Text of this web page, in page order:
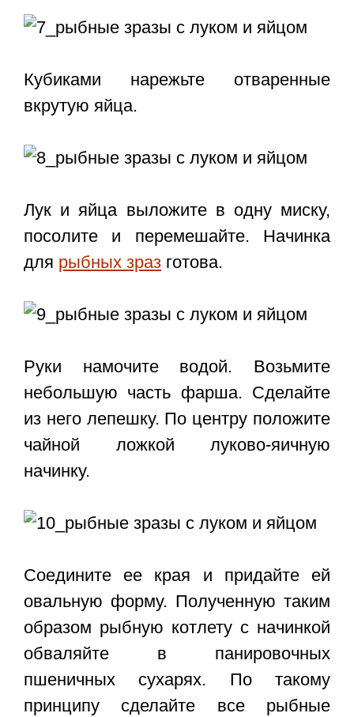
Кубиками нарежьте отваренные
вкрутую яйца.
Лук и яйца выложите в одну миску,
посолите и перемешайте. Начинка
для рыбных зраз готова.
Руки намочите водой. Возьмите
небольшую часть фарша. Сделайте
из него лепешку. По центру положите
чайной ложкой луково-яичную
начинку.
Соедините ее края и придайте ей
овальную форму. Полученную таким
образом рыбную котлету с начинкой
обваляйте в панировочных
пшеничных сухарях. По такому
принципу сделайте все рыбные